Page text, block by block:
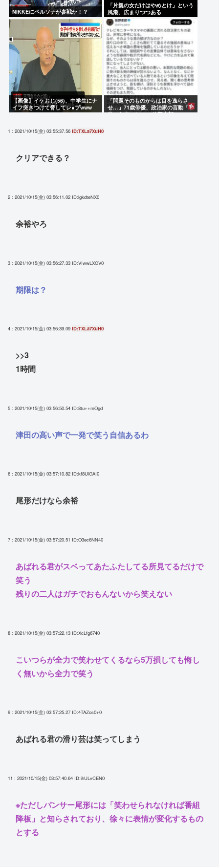
NIKKEにペルソナが参戦か！？
「片親の女だけはやめとけ」という
風潮、広まりつつある
【画像】イケおじ(56)、中学生にナ
イフ突きつけて脅してレ●プwww
「問題そのものからは目を逸らさ
せ…」71歳俳優、政治家の言動「非
常に参考になる」 佐野史郎
1 : 2021/10/15(金) 03:55:37.56 ID:TXLa7XuH0
クリアできる？
2 : 2021/10/15(金) 03:56:11.02 ID:lgkdteNX0
余裕やろ
3 : 2021/10/15(金) 03:56:27.33 ID:VIwwLXCV0
期限は？
4 : 2021/10/15(金) 03:56:39.09 ID:TXLa7XuH0
>>3
1時間
5 : 2021/10/15(金) 03:56:50.54 ID:8tu++mOgd
津田の高い声で一発で笑う自信あるわ
6 : 2021/10/15(金) 03:57:10.82 ID:kf8UlGAI0
尾形だけなら余裕
7 : 2021/10/15(金) 03:57:20.51 ID:O3ec6NN40
あばれる君がスベってあたふたしてる所見てるだけで
笑う
残りの二人はガチでおもんないから笑えない
8 : 2021/10/15(金) 03:57:22.13 ID:XcLfg6740
こいつらが全力で笑わせてくるなら5万損しても悔し
く無いから全力で笑う
9 : 2021/10/15(金) 03:57:25.27 ID:4TAZos0+0
あばれる君の滑り芸は笑ってしまう
11 : 2021/10/15(金) 03:57:40.64 ID:ihULvCEN0
※ただしパンサー尾形には「笑わせられなければ番組
降板」と知らされており、徐々に表情が変化するもの
とする